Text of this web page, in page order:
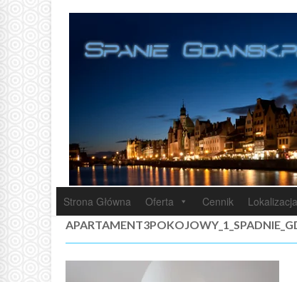
Strona Główna Oferta Cennik Lokalizacja